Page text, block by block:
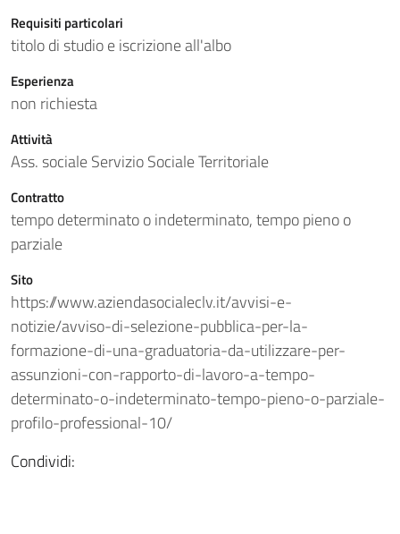
Requisiti particolari
titolo di studio e iscrizione all'albo
Esperienza
non richiesta
Attività
Ass. sociale Servizio Sociale Territoriale
Contratto
tempo determinato o indeterminato, tempo pieno o
parziale
Sito
https://www.aziendasocialeclv.it/avvisi-e-
notizie/avviso-di-selezione-pubblica-per-la-
formazione-di-una-graduatoria-da-utilizzare-per-
assunzioni-con-rapporto-di-lavoro-a-tempo-
determinato-o-indeterminato-tempo-pieno-o-parziale-
profilo-professional-10/
Condividi: